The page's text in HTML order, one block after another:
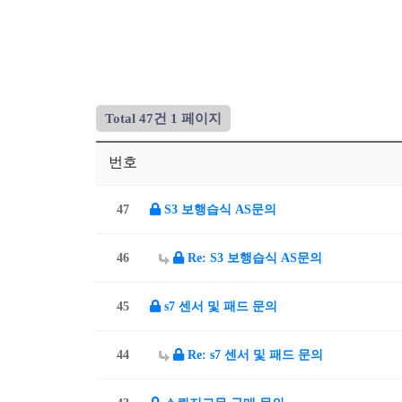
Total 47건 1 페이지
번호
47 S3 보행습식 AS문의
46 Re: S3 보행습식 AS문의
45 s7 센서 및 패드 문의
44 Re: s7 센서 및 패드 문의